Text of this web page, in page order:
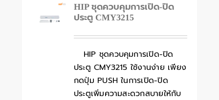
HIP ชุดควบคุมการเปิด-ปิด
ประตู CMY3215
HIP ชุดควบคุมการเปิด-ปิด
ประตู CMY3215 ใช้งานง่าย เพียง
กดปุ่ม PUSH ในการเปิด-ปิด
ประตูเพิ่มความสะดวกสบายให้กับ